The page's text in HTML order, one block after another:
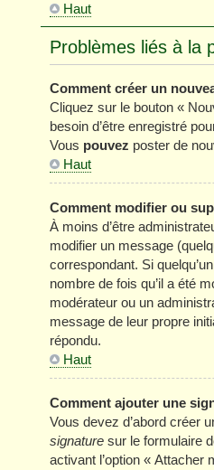
Haut
Problèmes liés à la
Comment créer un
Cliquez sur le bouton «
besoin d’être enregistré
Vous pouvez poster de
Haut
Comment modifier ou
À moins d’être
modifier un message
correspondant. Si
nombre de fois qu’il a été
modérateur ou un
message de leur propre
répondu.
Haut
Comment ajouter une
Vous devez d’abord créer
signature sur le formulaire
activant l’option « Attacher